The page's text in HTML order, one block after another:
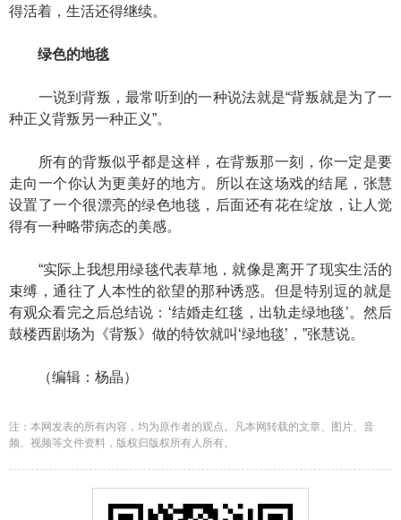
得活着，生活还得继续。
绿色的地毯
一说到背叛，最常听到的一种说法就是“背叛就是为了一
种正义背叛另一种正义”。
所有的背叛似乎都是这样，在背叛那一刻，你一定是要
走向一个你认为更美好的地方。所以在这场戏的结尾，张慧
设置了一个很漂亮的绿色地毯，后面还有花在绽放，让人觉
得有一种略带病态的美感。
“实际上我想用绿毯代表草地，就像是离开了现实生活的
束缚，通往了人本性的欲望的那种诱惑。但是特别逗的就是
有观众看完之后总结说：‘结婚走红毯，出轨走绿地毯’。然后
鼓楼西剧场为《背叛》做的特饮就叫‘绿地毯’，”张慧说。
（编辑：杨晶）
注：本网发表的所有内容，均为原作者的观点。凡本网转载的文章、图片、音
频、视频等文件资料，版权归版权所有人所有。